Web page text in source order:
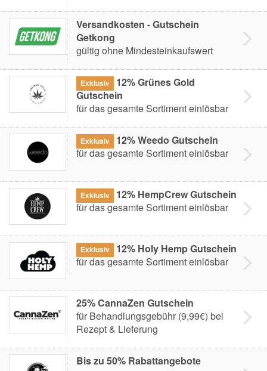
Versandkosten - Gutschein
Getkong
gültig ohne Mindesteinkaufswert
Exklusiv
12% Grünes Gold
Gutschein
für das gesamte Sortiment einlösbar
Exklusiv
12% Weedo Gutschein
für das gesamte Sortiment einlösbar
Exklusiv
12% HempCrew Gutschein
für das gesamte Sortiment einlösbar
Exklusiv
12% Holy Hemp Gutschein
für das gesamte Sortiment einlösbar
25% CannaZen Gutschein
für Behandlungsgebühr (9,99€) bei
Rezept & Lieferung
Bis zu 50% Rabattangebote